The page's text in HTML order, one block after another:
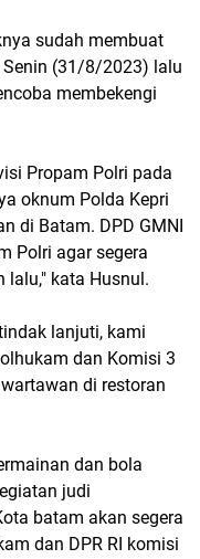
sudah membuat
(31/8/2023) lalu
membekengi
Propam Polri pada
oknum Polda Kepri
di Batam. DPD GMNI
Polri agar segera
lalu," kata Husnul.
lanjuti, kami
dan Komisi 3
di restoran
dan bola
judi
batam akan segera
dan DPR RI komisi